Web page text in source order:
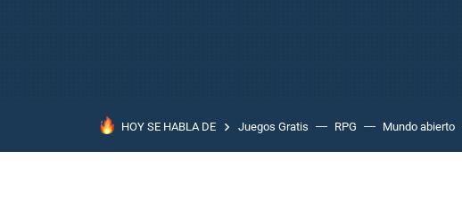
HOY SE HABLA DE Juegos Gratis RPG Mundo abierto